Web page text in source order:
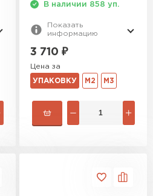
В наличии 858 уп.
Показать
информацию
3 710 ₽
Цена за
УПАКОВКУ М2 М3